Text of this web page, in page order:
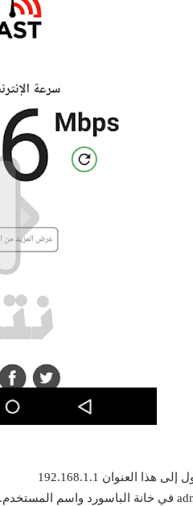
Muhammad Elmasry
21 نوفمبر 2023